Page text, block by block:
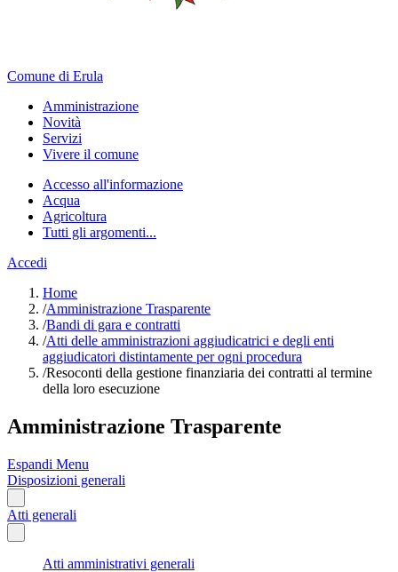
Comune di Erula
Amministrazione
Novità
Servizi
Vivere il comune
Accesso all'informazione
Acqua
Agricoltura
Tutti gli argomenti...
Accedi
Home
/Amministrazione Trasparente
/Bandi di gara e contratti
/Atti delle amministrazioni aggiudicatrici e degli enti
aggiudicatori distintamente per ogni procedura
/Resoconti della gestione finanziaria dei contratti al termine
della loro esecuzione
Amministrazione Trasparente
Espandi Menu
Disposizioni generali
Atti generali
Atti amministrativi generali